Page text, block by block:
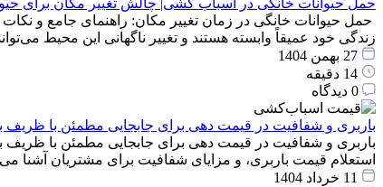
حمل حیوانات خانگی در اسباب کشی| چالش تغییر مکان برای
حمل حیوانات خانگی در زمان تغییر مکان: راهنمای جامع و
زندگی خود عمیقاً وابسته هستند و تغییر ناگهانی این محیط
27 بهمن 1404
14 دقیقه
0 دیدگاه
باربری و شفافیت در قیمت دهی برای جابجایی مطمئن با ظریف
باربری و شفافیت در قیمت دهی برای جابجایی مطمئن با ظریف
استعلام قیمت باربری، و مزایای شفافیت برای مشتریان آشنا
11 خرداد 1404